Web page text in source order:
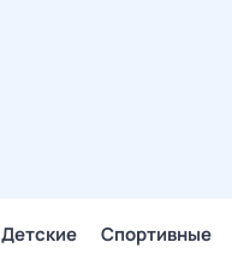
Детские Спортивные